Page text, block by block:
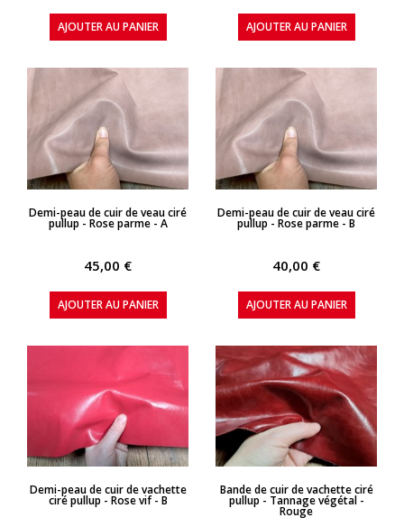
AJOUTER AU PANIER AJOUTER AU PANIER
APERÇU RAPIDE
Demi-peau de cuir de veau ciré
pullup - Rose parme - A
45,00 €
AJOUTER AU PANIER
APERÇU RAPIDE
Demi-peau de cuir de veau ciré
pullup - Rose parme - B
40,00 €
AJOUTER AU PANIER
APERÇU RAPIDE
Demi-peau de cuir de vachette
ciré pullup - Rose vif - B
APERÇU RAPIDE
Bande de cuir de vachette ciré
pullup - Tannage végétal -
Rouge